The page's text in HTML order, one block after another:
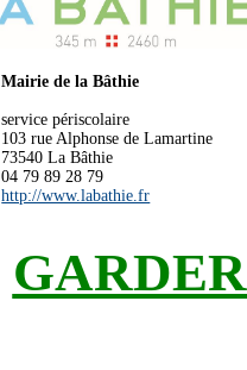
Mairie de la Bâthie
service périscolaire
103 rue Alphonse de Lamartine
73540 La Bâthie
04 79 89 28 79
http://www.labathie.fr